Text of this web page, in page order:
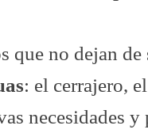
que no dejan
: el cerrajero,
necesidades